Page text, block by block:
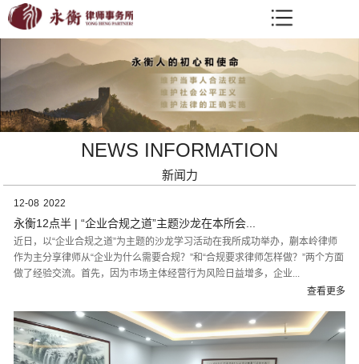
NEWS INFORMATION
新闻力
12-08 2022
永衡12点半 | “企业合规之道”主题沙龙在本所会...
近日，以“企业合规之道”为主题的沙龙学习活动在我所成功举办，蒯本岭律师
作为主分享律师从“企业为什么需要合规？”和“合规要求律师怎样做？”两个方面
做了经验交流。首先，因为市场主体经营行为风险日益增多，企业...
查看更多